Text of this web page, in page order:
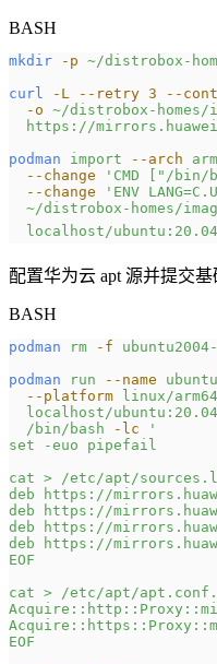
BASH
mkdir -p ~/distrobox-
curl
-L --retry 3 --
  -o
~/distrobox-
https://
podman import --arch
  --change
'CMD ["/bin/
  --change
'ENV
~/distrobox-homes/
localhost/
配置华为云 apt 源并提交基
BASH
podman rm -f
podman run --name
  --platform
linux/arm64
localhost/
  /bin/bash
-lc '
set -euo pipefail
cat > /etc/apt/
deb https://
deb https://
deb https://
deb https://
EOF
cat > /etc/apt/
EOF